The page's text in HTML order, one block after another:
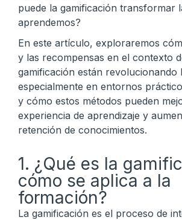
puede la gamificación transformar
aprendemos?
En este artículo, exploraremos
y las recompensas en el contexto
gamificación están revolucionando
especialmente en entornos
y cómo estos métodos pueden
experiencia de aprendizaje y
retención de conocimientos.
1. ¿Qué es la
cómo se aplica a la
formación?
La gamificación es el proceso de